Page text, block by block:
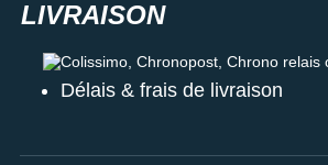
Colissimo, Chronopost, Chrono relais
Délais & frais de livraison